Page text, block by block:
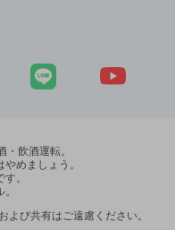
・飲酒運転。
めましょう。
。
よび共有はご遠慮ください。